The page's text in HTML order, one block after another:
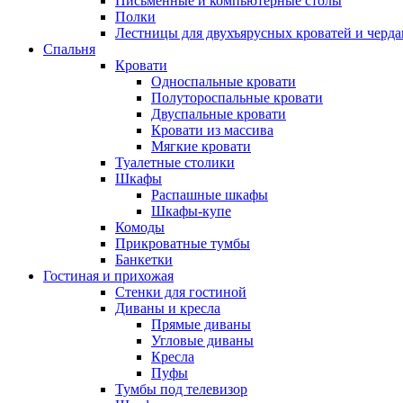
Полки
Лестницы для двухъярусных кроватей и
Спальня
Кровати
Односпальные кровати
Полутороспальные кровати
Двуспальные кровати
Кровати из массива
Мягкие кровати
Туалетные столики
Шкафы
Распашные шкафы
Шкафы-купе
Комоды
Прикроватные тумбы
Банкетки
Гостиная и прихожая
Стенки для гостиной
Диваны и кресла
Прямые диваны
Угловые диваны
Кресла
Пуфы
Тумбы под телевизор